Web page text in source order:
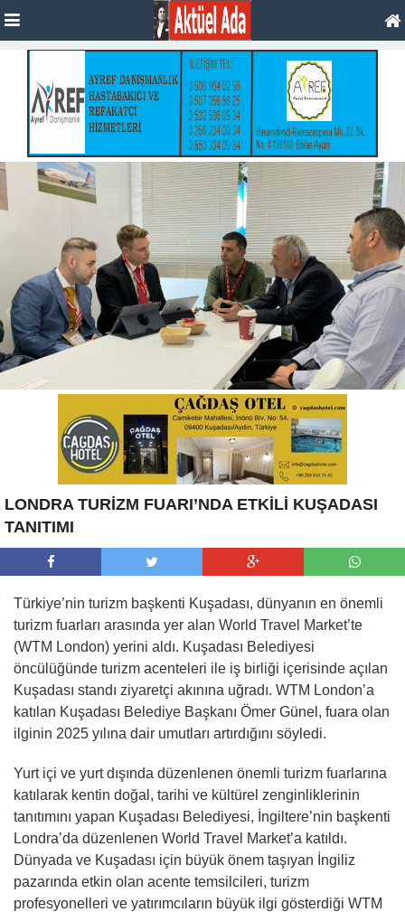
LONDRA TURİZM FUARI’NDA ETKİLİ KUŞADASI
TANITIMI
Türkiye’nin turizm başkenti Kuşadası, dünyanın en önemli
turizm fuarları arasında yer alan World Travel Market’te
(WTM London) yerini aldı. Kuşadası Belediyesi
öncülüğünde turizm acenteleri ile iş birliği içerisinde açılan
Kuşadası standı ziyaretçi akınına uğradı. WTM London’a
katılan Kuşadası Belediye Başkanı Ömer Günel, fuara olan
ilginin 2025 yılına dair umutları artırdığını söyledi.
Yurt içi ve yurt dışında düzenlenen önemli turizm fuarlarına
katılarak kentin doğal, tarihi ve kültürel zenginliklerinin
tanıtımını yapan Kuşadası Belediyesi, İngiltere’nin başkenti
Londra’da düzenlenen World Travel Market’a katıldı.
Dünyada ve Kuşadası için büyük önem taşıyan İngiliz
pazarında etkin olan acente temsilcileri, turizm
profesyonelleri ve yatırımcıların büyük ilgi gösterdiği WTM